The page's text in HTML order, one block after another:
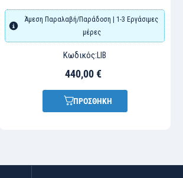
Άμεση Παραλαβή/Παράδοση | 1-3 Εργάσιμες
μέρες
Κωδικός: LIB
440,00 €
ΠΡΟΣΘΗΚΗ